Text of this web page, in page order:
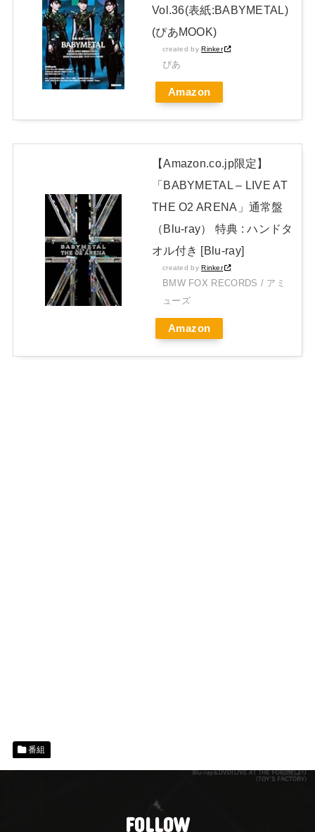
NEW!
日本独自企画・限定生産盤「METAL FORTH (DELUXE
JAPAN EDITION)」着弾
【BABYMETAL】METAL FORTH DELUXE JAPAN EDITION
Vol.36(表紙:BABYMETAL)
(ぴあMOOK)
created byRinker
ぴあ
Amazon
【Amazon.co.jp限定】
「BABYMETAL – LIVE AT
THE O2 ARENA」通常盤
（Blu-ray） 特典 : ハンドタ
オル付き [Blu-ray]
created byRinker
BMW FOX RECORDS / アミ
ューズ
Amazon
番組
FOLLOW